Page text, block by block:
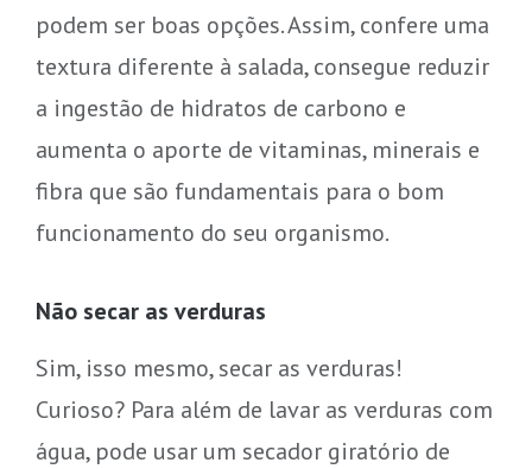
podem ser boas opções. Assim, confere uma
textura diferente à salada, consegue reduzir
a ingestão de hidratos de carbono e
aumenta o aporte de vitaminas, minerais e
fibra que são fundamentais para o bom
funcionamento do seu organismo.
Não secar as verduras
Sim, isso mesmo, secar as verduras!
Curioso? Para além de lavar as verduras com
água, pode usar um secador giratório de